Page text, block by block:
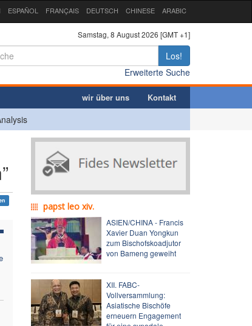
ESPAÑOL FRANÇAIS DEUTSCH CHINESE ARABIC
Samstag, 8 August 2026 [GMT +1]
Los!
Erweiterte Suche
wir über uns Kontakt
papst leo xiv.
ASIEN/CHINA - Francis
Xavier Duan Yongkun
zum Bischofskoadjutor
von Bameng geweiht
XII. FABC-
Vollversammlung:
Asiatische Bischöfe
erneuern Engagement